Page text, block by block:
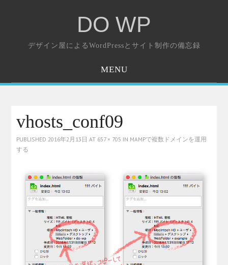
DO WP
デザイン屋によるWordPressとサイト制作の備忘録
MENU
vhosts_conf09
PUBLISHED2016年2月13日 AT 657 × 705 IN MAMPで複数ドメインを運用
する